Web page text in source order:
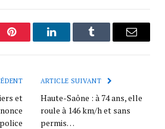
Pinterest LinkedInTumblr
et
ARTICLE SUIVANT
Haute-Saône : à 74 ans, elle
roule à 146 km/h et sans
permis…